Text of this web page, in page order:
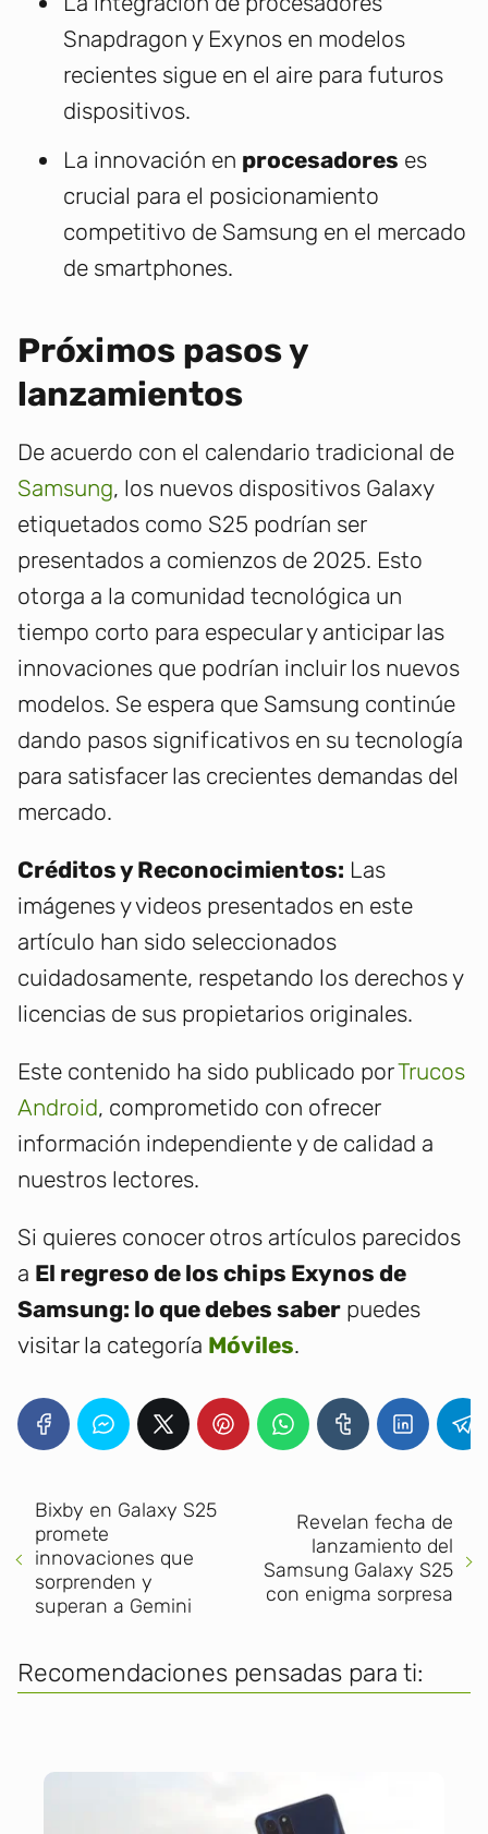
Snapdragon y Exynos en modelos
recientes sigue en el aire para futuros
dispositivos.
La innovación en procesadores es
crucial para el posicionamiento
competitivo de Samsung en el mercado
de smartphones.
Próximos pasos y
lanzamientos
De acuerdo con el calendario tradicional de
Samsung, los nuevos dispositivos Galaxy
etiquetados como S25 podrían ser
presentados a comienzos de 2025. Esto
otorga a la comunidad tecnológica un
tiempo corto para especular y anticipar las
innovaciones que podrían incluir los nuevos
modelos. Se espera que Samsung continúe
dando pasos significativos en su tecnología
para satisfacer las crecientes demandas del
mercado.
Créditos y Reconocimientos: Las
imágenes y videos presentados en este
artículo han sido seleccionados
cuidadosamente, respetando los derechos y
licencias de sus propietarios originales.
Este contenido ha sido publicado porTrucos
Android, comprometido con ofrecer
información independiente y de calidad a
nuestros lectores.
Si quieres conocer otros artículos parecidos
a El regreso de los chips Exynos de
Samsung: lo que debes saber puedes
visitar la categoría Móviles.
Bixby en Galaxy S25
promete
innovaciones que
sorprenden y
superan a Gemini
Revelan fecha de
lanzamiento del
Samsung Galaxy S25
con enigma sorpresa
Recomendaciones pensadas para ti: